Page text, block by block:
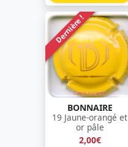
Dernière !
BONNAIRE
19 Jaune-orangé et
or pâle
2,00€